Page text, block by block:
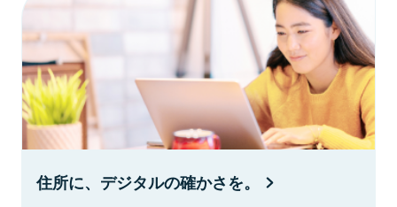
住所に、デジタルの確かさを。